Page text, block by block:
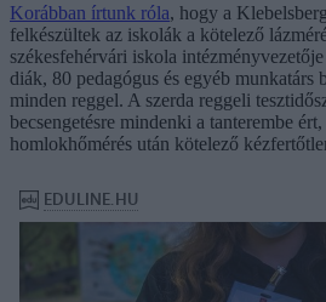
Korábban írtunk róla, hogy a
felkészültek az iskolák a kötelező
székesfehérvári iskola
diák, 80 pedagógus és egyéb munkatárs
minden reggel. A szerda reggeli
becsengetésre mindenki a tanterembe
homlokhőmérés után kötelező